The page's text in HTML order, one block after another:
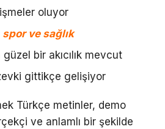
oluyor
spor ve sağlık
güzel bir akıcılık mevcut
gittikçe gelişiyor
Türkçe metinler, demo
ve anlamlı bir şekilde